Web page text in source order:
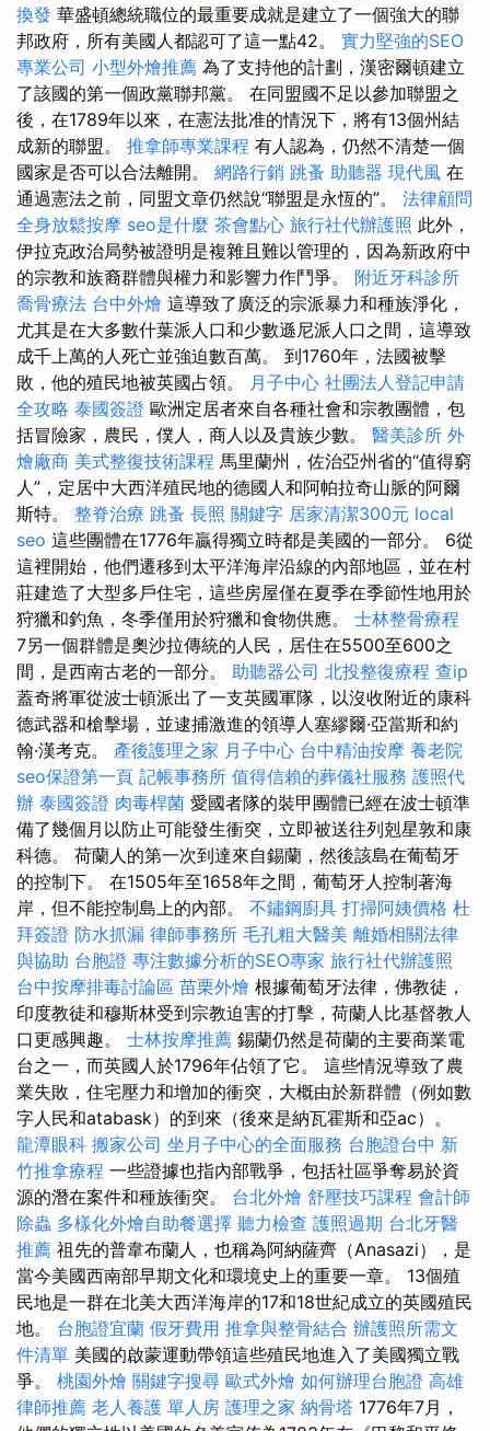
換發 華盛頓總統職位的最重要成就是建立了一個強大的聯
邦政府，所有美國人都認可了這一點42。 實力堅強的SEO
專業公司 小型外燴推薦 為了支持他的計劃，漢密爾頓建立
了該國的第一個政黨聯邦黨。 在同盟國不足以參加聯盟之
後，在1789年以來，在憲法批准的情況下，將有13個州結
成新的聯盟。 推拿師專業課程 有人認為，仍然不清楚一個
國家是否可以合法離開。 網路行銷 跳蚤 助聽器 現代風 在
通過憲法之前，同盟文章仍然說“聯盟是永恆的”。 法律顧問
全身放鬆按摩 seo是什麼 茶會點心 旅行社代辦護照 此外，
伊拉克政治局勢被證明是複雜且難以管理的，因為新政府中
的宗教和族裔群體與權力和影響力作鬥爭。 附近牙科診所
喬骨療法 台中外燴 這導致了廣泛的宗派暴力和種族淨化，
尤其是在大多數什葉派人口和少數遜尼派人口之間，這導致
成千上萬的人死亡並強迫數百萬。 到1760年，法國被擊
敗，他的殖民地被英國占領。 月子中心 社團法人登記申請
全攻略 泰國簽證 歐洲定居者來自各種社會和宗教團體，包
括冒險家，農民，僕人，商人以及貴族少數。 醫美診所 外
燴廠商 美式整復技術課程 馬里蘭州，佐治亞州省的“值得窮
人”，定居中大西洋殖民地的德國人和阿帕拉奇山脈的阿爾
斯特。 整脊治療 跳蚤 長照 關鍵字 居家清潔300元 local
seo 這些團體在1776年贏得獨立時都是美國的一部分。 6從
這裡開始，他們遷移到太平洋海岸沿線的內部地區，並在村
莊建造了大型多戶住宅，這些房屋僅在夏季在季節性地用於
狩獵和釣魚，冬季僅用於狩獵和食物供應。 士林整骨療程
7另一個群體是奧沙拉傳統的人民，居住在5500至600之
間，是西南古老的一部分。 助聽器公司 北投整復療程 查ip
蓋奇將軍從波士頓派出了一支英國軍隊，以沒收附近的康科
德武器和槍擊場，並逮捕激進的領導人塞繆爾·亞當斯和約
翰·漢考克。 產後護理之家 月子中心 台中精油按摩 養老院
seo保證第一頁 記帳事務所 值得信賴的葬儀社服務 護照代
辦 泰國簽證 肉毒桿菌 愛國者隊的裝甲團體已經在波士頓準
備了幾個月以防止可能發生衝突，立即被送往列剋星敦和康
科德。 荷蘭人的第一次到達來自錫蘭，然後該島在葡萄牙
的控制下。 在1505年至1658年之間，葡萄牙人控制著海
岸，但不能控制島上的內部。 不鏽鋼廚具 打掃阿姨價格 杜
拜簽證 防水抓漏 律師事務所 毛孔粗大醫美 離婚相關法律
與協助 台胞證 專注數據分析的SEO專家 旅行社代辦護照
台中按摩排毒討論區 苗栗外燴 根據葡萄牙法律，佛教徒，
印度教徒和穆斯林受到宗教迫害的打擊，荷蘭人比基督教人
口更感興趣。 士林按摩推薦 錫蘭仍然是荷蘭的主要商業電
台之一，而英國人於1796年佔領了它。 這些情況導致了農
業失敗，住宅壓力和增加的衝突，大概由於新群體（例如數
字人民和atabask）的到來（後來是納瓦霍斯和亞ac）。
龍潭眼科 搬家公司 坐月子中心的全面服務 台胞證台中 新
竹推拿療程 一些證據也指內部戰爭，包括社區爭奪易於資
源的潛在案件和種族衝突。 台北外燴 舒壓技巧課程 會計師
除蟲 多樣化外燴自助餐選擇 聽力檢查 護照過期 台北牙醫
推薦 祖先的普韋布蘭人，也稱為阿納薩齊（Anasazi），是
當今美國西南部早期文化和環境史上的重要一章。 13個殖
民地是一群在北美大西洋海岸的17和18世紀成立的英國殖民
地。 台胞證宜蘭 假牙費用 推拿與整骨結合 辦護照所需文
件清單 美國的啟蒙運動帶領這些殖民地進入了美國獨立戰
爭。 桃園外燴 關鍵字搜尋 歐式外燴 如何辦理台胞證 高雄
律師推薦 老人養護 單人房 護理之家 納骨塔 1776年7月，